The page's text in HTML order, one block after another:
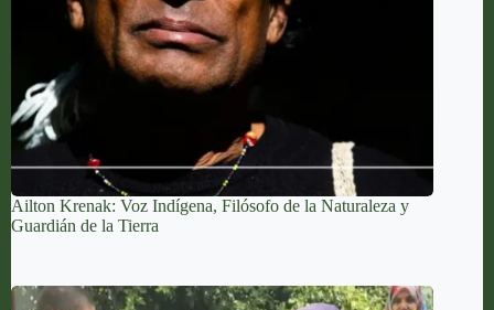
Ailton Krenak: Voz Indígena, Filósofo de la Naturaleza y
Guardián de la Tierra